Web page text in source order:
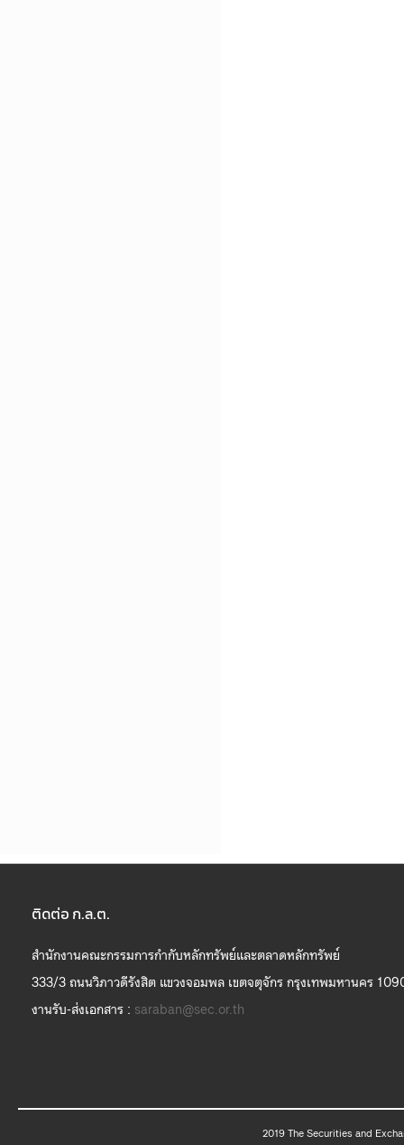
ติดต่อ ก.ล.ต.
สำนักงานคณะกรรมการกำกับหลักทรัพย์และตลาดหลักทรัพย์
333/3 ถนนวิภาวดีรังสิต แขวงจอมพล เขตจตุจักร กรุงเทพมหานคร
งานรับ-ส่งเอกสาร : saraban@sec.or.th
2019